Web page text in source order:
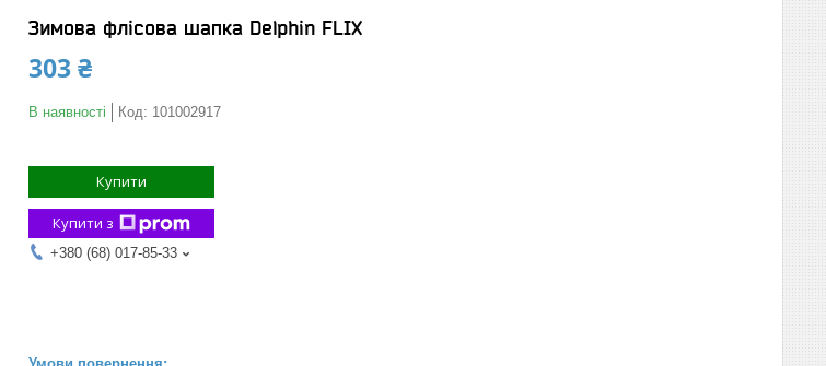
Зимова флісова шапка Delphin FLIX
303 ₴
В наявності Код: 101002917
Купити
Купити з
+380 (68) 017-85-33